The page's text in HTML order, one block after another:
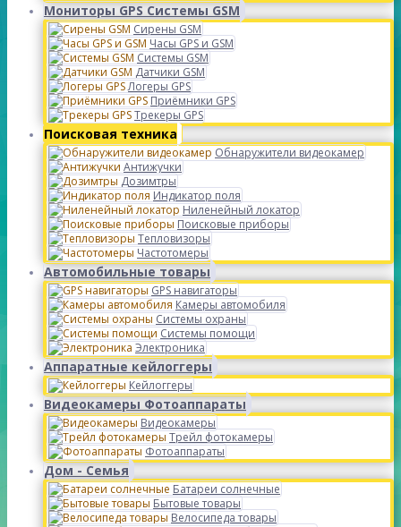
Мониторы GPS Системы GSM
Сирены GSM
Часы GPS и GSM
Системы GSM
Датчики GSM
Логеры GPS
Приёмники GPS
Трекеры GPS
Поисковая техника
Обнаружители видеокамер
Антижучки
Дозимтры
Индикатор поля
Ниленейный локатор
Поисковые приборы
Тепловизоры
Частотомеры
Автомобильные товары
GPS навигаторы
Камеры автомобиля
Системы охраны
Системы помощи
Электроника
Аппаратные кейлоггеры
Кейлоггеры
Видеокамеры Фотоаппараты
Видеокамеры
Трейл фотокамеры
Фотоаппараты
Дом - Семья
Батареи солнечные
Бытовые товары
Велосипеда товары